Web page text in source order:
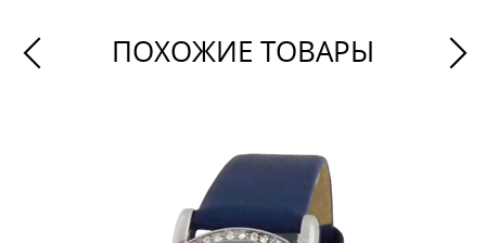
ПОХОЖИЕ ТОВАРЫ